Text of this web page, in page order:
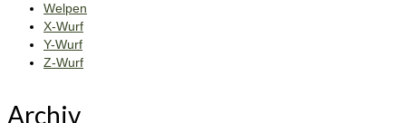
Welpen
X-Wurf
Y-Wurf
Z-Wurf
Archiv